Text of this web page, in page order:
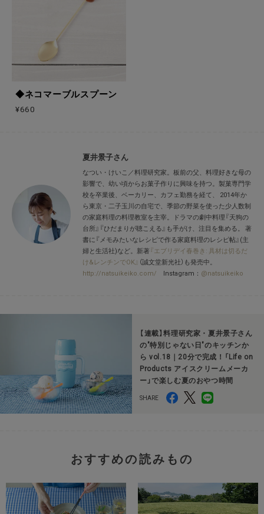
◆ネコマーブルスプーン
¥660
夏井景子さん
なつい・けいこ／料理研究家。板前の父、料理好きな母の
影響で、幼い頃からお菓子作りに興味を持つ。製菓専門学
校を卒業後、ベーカリー、カフェ勤務を経て、 2014年か
ら東京・二子玉川の自宅で、季節の野菜を使った少人数制
の家庭料理の料理教室を主宰。ドラマの劇中料理『天狗の
台所』『ひだまりが聴こえる』も手がけ、注目を集める。 著
書に『メモみたいなレシピで作る家庭料理のレシピ帖』(主
婦と生活社)など。新著『エブリデイ春巻き: 具材は切るだ
け&レンチンでOK』 （誠文堂新光社）も発売中。
http://natsuikeiko.com/ Instagram： @natsuikeiko
【連載】料理研究家・夏井景子さん
の"特別じゃない日"のキッチンか
ら vol.18｜20分で完成！「Life on
Products アイスクリームメーカ
ー」で楽しむ夏のおやつ時間
おすすめの読みもの